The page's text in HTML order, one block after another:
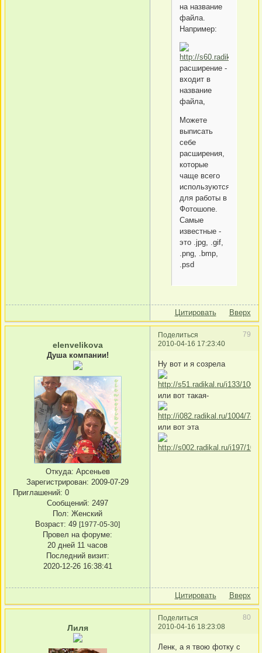
на название
файла.
Например:
расширение -
входит в
название
файла,
Можете
выписать
себе
расширения,
которые
чаще всего
используются
для работы в
Фотошопе.
Самые
известные -
это .jpg, .gif,
.png, .bmp,
.psd
Цитировать Вверх
Поделиться
79
2010-04-16 17:23:40
elenvelikova
Душа компании!
Откуда: Арсеньев
Зарегистрирован: 2009-07-29
Приглашений: 0
Сообщений: 2497
Пол: Женский
Возраст: 49 [1977-05-30]
Провел на форуме:
20 дней 11 часов
Последний визит:
2020-12-26 16:38:41
Ну вот и я созрела
или вот такая-
или вот эта
Цитировать Вверх
Поделиться
80
2010-04-16 18:23:08
Лиля
Ленк, а я твою фотку с